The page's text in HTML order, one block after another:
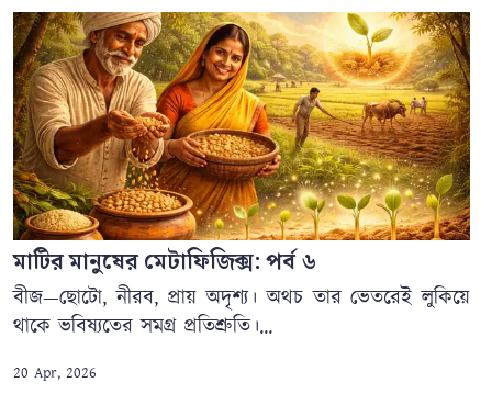
মাটির মানুষের মেটাফিজিক্স: পর্ব ৬
বীজ—ছোটো, নীরব, প্রায় অদৃশ্য। অথচ তার ভেতরেই লুকিয়ে
থাকে ভবিষ্যতের সমগ্র প্রতিশ্রুতি।...
20 Apr, 2026